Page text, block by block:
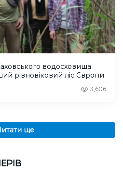
водосховища
рівновіковий ліс Європи
3,606
ще